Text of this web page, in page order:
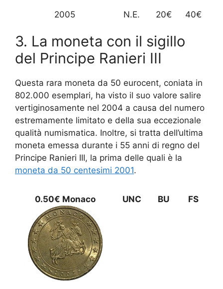
2005 N.E. 20€ 40€
3. La moneta con il sigillo
del Principe Ranieri III
Questa rara moneta da 50 eurocent, coniata in
802.000 esemplari, ha visto il suo valore salire
vertiginosamente nel 2004 a causa del numero
estremamente limitato e della sua eccezionale
qualità numismatica. Inoltre, si tratta dell’ultima
moneta emessa durante i 55 anni di regno del
Principe Ranieri III, la prima delle quali è la
moneta da 50 centesimi 2001.
0.50€ Monaco UNC BU FS